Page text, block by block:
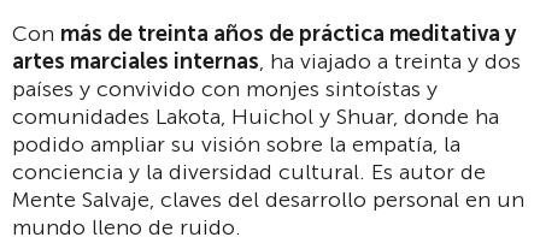
Con más de treinta años de práctica meditativa y
artes marciales internas, ha viajado a treinta y dos
países y convivido con monjes sintoístas y
comunidades Lakota, Huichol y Shuar, donde ha
podido ampliar su visión sobre la empatía, la
conciencia y la diversidad cultural. Es autor de
Mente Salvaje, claves del desarrollo personal en un
mundo lleno de ruido.